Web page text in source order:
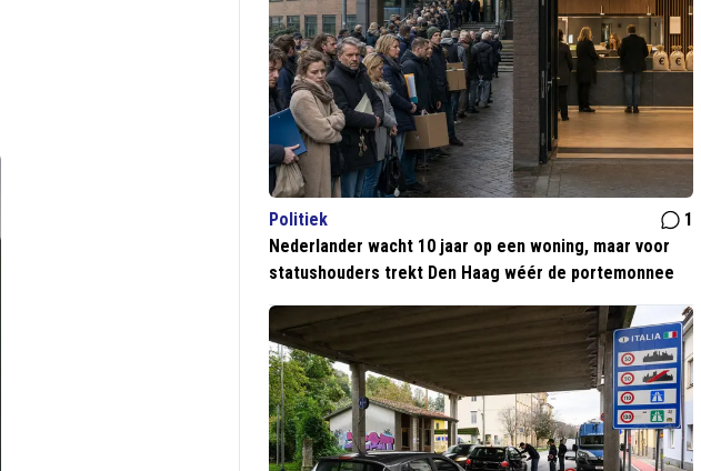
Politiek
1
Nederlander wacht 10 jaar op een woning, maar voor
statushouders trekt Den Haag wéér de portemonnee